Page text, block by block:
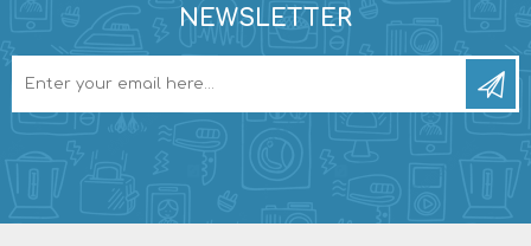
NEWSLETTER